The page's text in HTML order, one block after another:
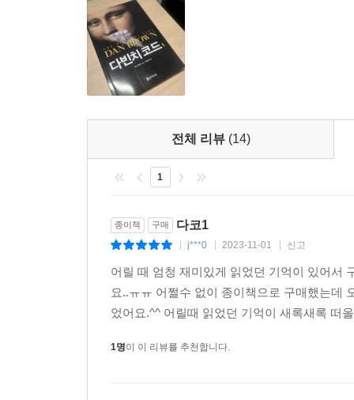
전체 리뷰 (14)
1
종이책 구매 다코1
j***0 2023-11-01 신고
어릴 때 엄청 재미있게 읽었던 기억이 있어서
요..ㅠㅠ 어쩔수 없이 종이책으로 구매했는데
었어요.^^ 어릴때 읽었던 기억이 새록새록 떠
1명이 이 리뷰를 추천합니다.